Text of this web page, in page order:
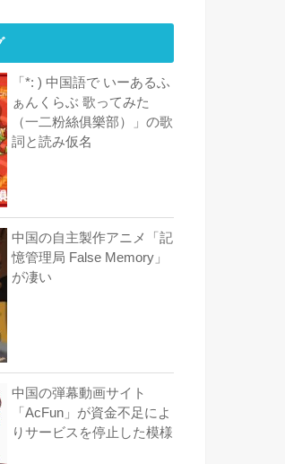
「*: ) 中国語で いーあるふ
ぁんくらぶ 歌ってみた
（一二粉絲俱樂部）」の歌
詞と読み仮名
中国の自主製作アニメ「記
憶管理局 False Memory」
が凄い
中国の弾幕動画サイト
「AcFun」が資金不足によ
りサービスを停止した模様